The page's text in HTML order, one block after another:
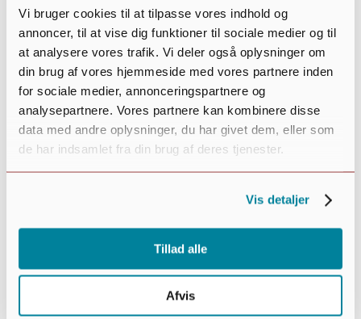
Vi bruger cookies til at tilpasse vores indhold og
annoncer, til at vise dig funktioner til sociale medier og til
at analysere vores trafik. Vi deler også oplysninger om
din brug af vores hjemmeside med vores partnere inden
for sociale medier, annonceringspartnere og
analysepartnere. Vores partnere kan kombinere disse
data med andre oplysninger, du har givet dem, eller som
de har indsamlet fra din brug af deres tjenester.
Vis detaljer
Tillad alle
Afvis
Kreativitet
Kultur, hygge eller kirke
Marked
Natur
Spisning
Sport og motion
Ture, ophold og lejr
Arrangører
filter Close
Arrangører
Danske Seniorer Kjellerup